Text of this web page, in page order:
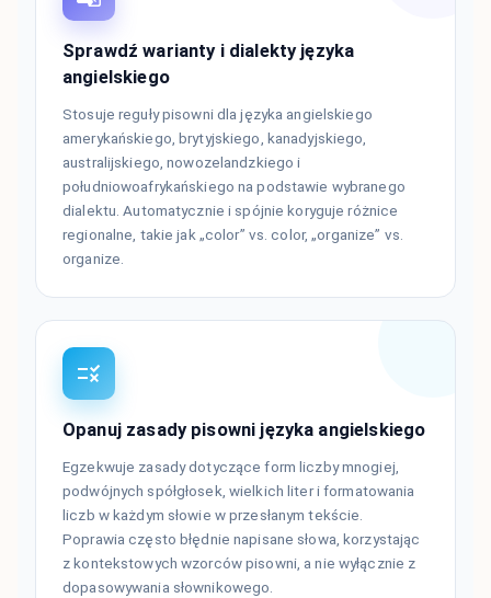
Sprawdź warianty i dialekty języka
angielskiego
Stosuje reguły pisowni dla języka angielskiego
amerykańskiego, brytyjskiego, kanadyjskiego,
australijskiego, nowozelandzkiego i
południowoafrykańskiego na podstawie wybranego
dialektu. Automatycznie i spójnie koryguje różnice
regionalne, takie jak „color” vs. color, „organize” vs.
organize.
Opanuj zasady pisowni języka angielskiego
Egzekwuje zasady dotyczące form liczby mnogiej,
podwójnych spółgłosek, wielkich liter i formatowania
liczb w każdym słowie w przesłanym tekście.
Poprawia często błędnie napisane słowa, korzystając
z kontekstowych wzorców pisowni, a nie wyłącznie z
dopasowywania słownikowego.